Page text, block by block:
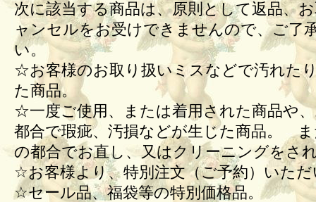
次に該当する商品は、原則として返品、
ャンセルをお受けできませんので、ご了
い。
☆お客様のお取り扱いミスなどで汚れた
た商品。
☆一度ご使用、または着用された商品や
都合で瑕疵、汚損などが生じた商品。
の都合でお直し、又はクリーニングをさ
☆お客様より、特別注文（ご予約）いた
☆セール品、福袋等の特別価格品。